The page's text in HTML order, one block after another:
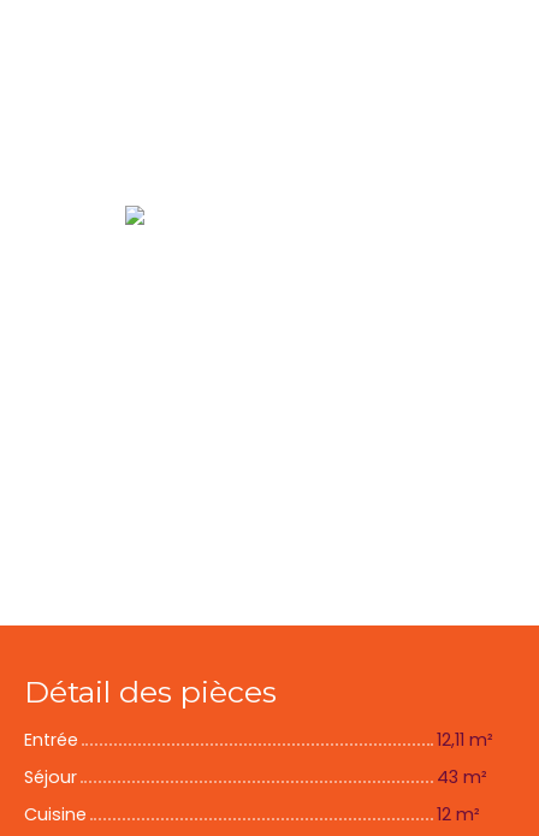
Détail des pièces
Entrée
12,11 m²
Séjour
43 m²
Cuisine
12 m²